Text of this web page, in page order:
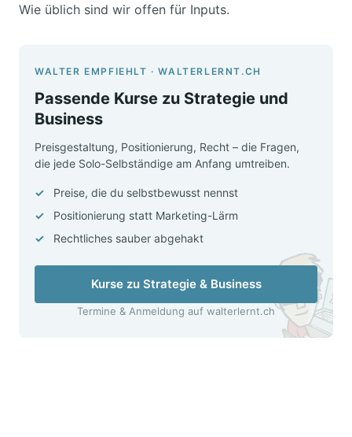
Wie üblich sind wir offen für Inputs.
WALTER EMPFIEHLT · WALTERLERNT.CH
Passende Kurse zu Strategie und
Business
Preisgestaltung, Positionierung, Recht – die Fragen,
die jede Solo-Selbständige am Anfang umtreiben.
Preise, die du selbstbewusst nennst
Positionierung statt Marketing-Lärm
Rechtliches sauber abgehakt
Kurse zu Strategie & Business
Termine & Anmeldung auf walterlernt.ch